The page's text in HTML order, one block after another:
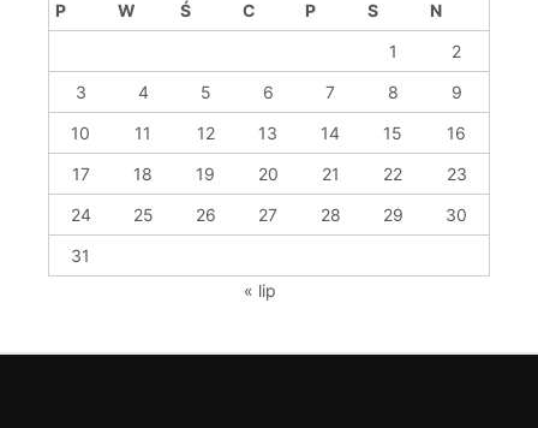
P W Ś C P S
N
1
2
3
4 5 6 7 8
9
10
11 12 13 14 15
16
17
18 19 20 21 22
23
24
25 26 27 28 29
30
31
« lip